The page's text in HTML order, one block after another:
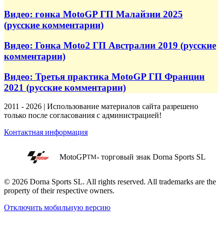
Видео: гонка MotoGP ГП Малайзии 2025
(русские комментарии)
Видео: Гонка Moto2 ГП Австралии 2019 (русские
комментарии)
Видео: Третья практика MotoGP ГП Франции
2021 (русские комментарии)
2011 - 2026 | Использование материалов сайта разрешено
только после согласования с администрацией!
Контактная информация
MotoGPTM- торговый знак Dorna Sports SL
© 2026 Dorna Sports SL. All rights reserved. All trademarks are the
property of their respective owners.
Отключить мобильную версию